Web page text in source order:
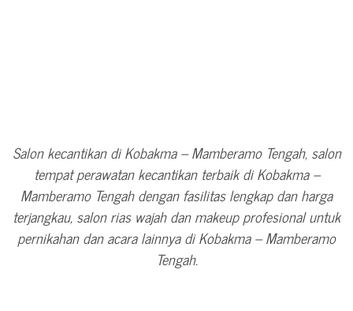
Salon kecantikan di Kobakma – Mamberamo Tengah, salon
tempat perawatan kecantikan terbaik di Kobakma –
Mamberamo Tengah dengan fasilitas lengkap dan harga
terjangkau, salon rias wajah dan makeup profesional untuk
pernikahan dan acara lainnya di Kobakma – Mamberamo
Tengah.